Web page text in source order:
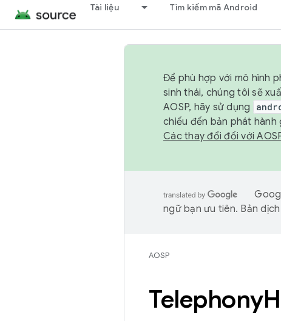
Tài liệu Tìm kiếm mã Android
Để phù hợp với mô hình
sinh thái, chúng tôi sẽ
AOSP, hãy sử dụng
chiếu đến bản phát hành
Các thay đổi đối với
ngữ bạn ưu tiên. Bản
AOSP
Telephony